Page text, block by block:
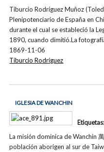
Tiburcio Rodríguez Muñoz
Plenipotenciario de España en
durante el cual se estableció la
1890, cuando dimitió.La
1869-11-06
Tiburcio Rodríguez
IGLESIA DE WANCHIN
La misión dominica de Wanchin
población aborigen al sur de
Etiquetas: